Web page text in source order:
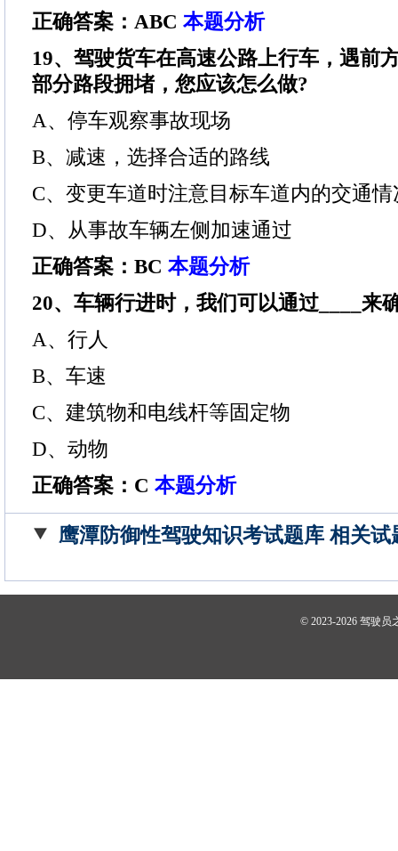
正确答案：ABC 本题分析
19、驾驶货车在高速公路上行车，遇前
部分路段拥堵，您应该怎么做?
A、停车观察事故现场
B、减速，选择合适的路线
C、变更车道时注意目标车道内的交通情
D、从事故车辆左侧加速通过
正确答案：BC 本题分析
20、车辆行进时，我们可以通过____来
A、行人
B、车速
C、建筑物和电线杆等固定物
D、动物
正确答案：C 本题分析
鹰潭防御性驾驶知识考试题库 相关试
© 2023-2026 驾驶员